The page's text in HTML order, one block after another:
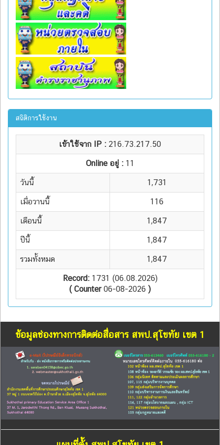
สถิติการใช้งาน
เข้าใช้จาก IP : 216.73.217.50
Online อยู่ : 11
วันนี้ 1,731
เมื่อวานนี้ 116
เดือนนี้ 1,847
ปีนี้ 1,847
รวมทั้งหมด 1,847
Record:1731 (06.08.2026)
( Counter06-08-2026 )
ข้อมูลช่องทางการติดต่อสื่อสาร สพป.สุโขทัย เขต 1